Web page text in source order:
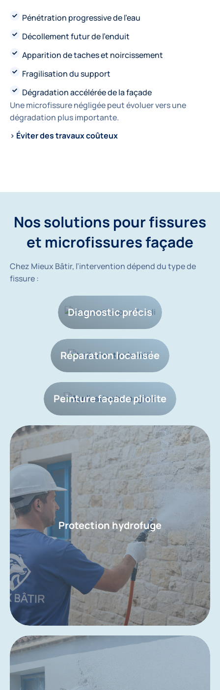
Pénétration progressive de l’eau
Décollement futur de l’enduit
Apparition de taches et noircissement
Fragilisation du support
Dégradation accélérée de la façade
Une microfissure négligée peut évoluer vers une
dégradation plus importante.
> Éviter des travaux coûteux
Nos solutions pour fissures
et microfissures façade
Chez Mieux Bâtir, l’intervention dépend du type de
fissure :
Diagnostic précis
Réparation localisée
Peinture façade pliolite
Protection hydrofuge